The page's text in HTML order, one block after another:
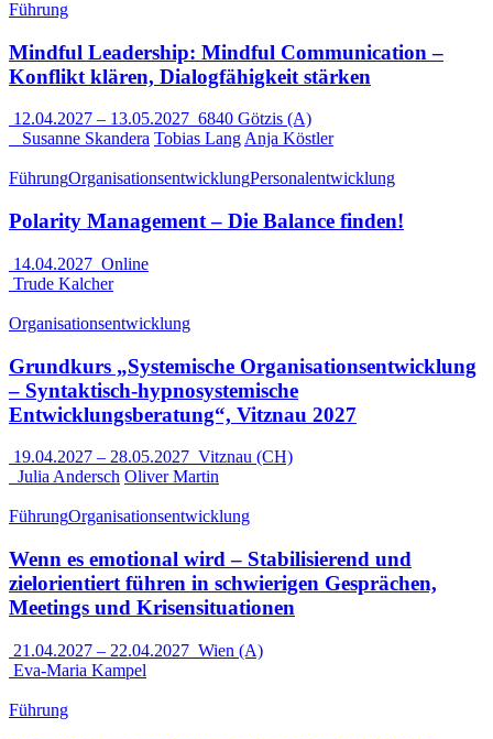
Führung
Mindful Leadership: Mindful Communication –
Konflikt klären, Dialogfähigkeit stärken
12.04.2027 – 13.05.2027 6840 Götzis (A)
Susanne Skandera Tobias Lang Anja Köstler
FührungOrganisationsentwicklungPersonalentwicklung
Polarity Management – Die Balance finden!
14.04.2027 Online
Trude Kalcher
Organisationsentwicklung
Grundkurs „Systemische Organisationsentwicklung
– Syntaktisch-hypnosystemische
Entwicklungsberatung“, Vitznau 2027
19.04.2027 – 28.05.2027 Vitznau (CH)
Julia Andersch Oliver Martin
FührungOrganisationsentwicklung
Wenn es emotional wird – Stabilisierend und
zielorientiert führen in schwierigen Gesprächen,
Meetings und Krisensituationen
21.04.2027 – 22.04.2027 Wien (A)
Eva-Maria Kampel
Führung